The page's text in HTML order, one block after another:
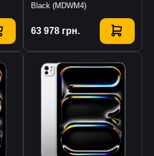
Black (MDWM4)
63 978 грн.
Купити